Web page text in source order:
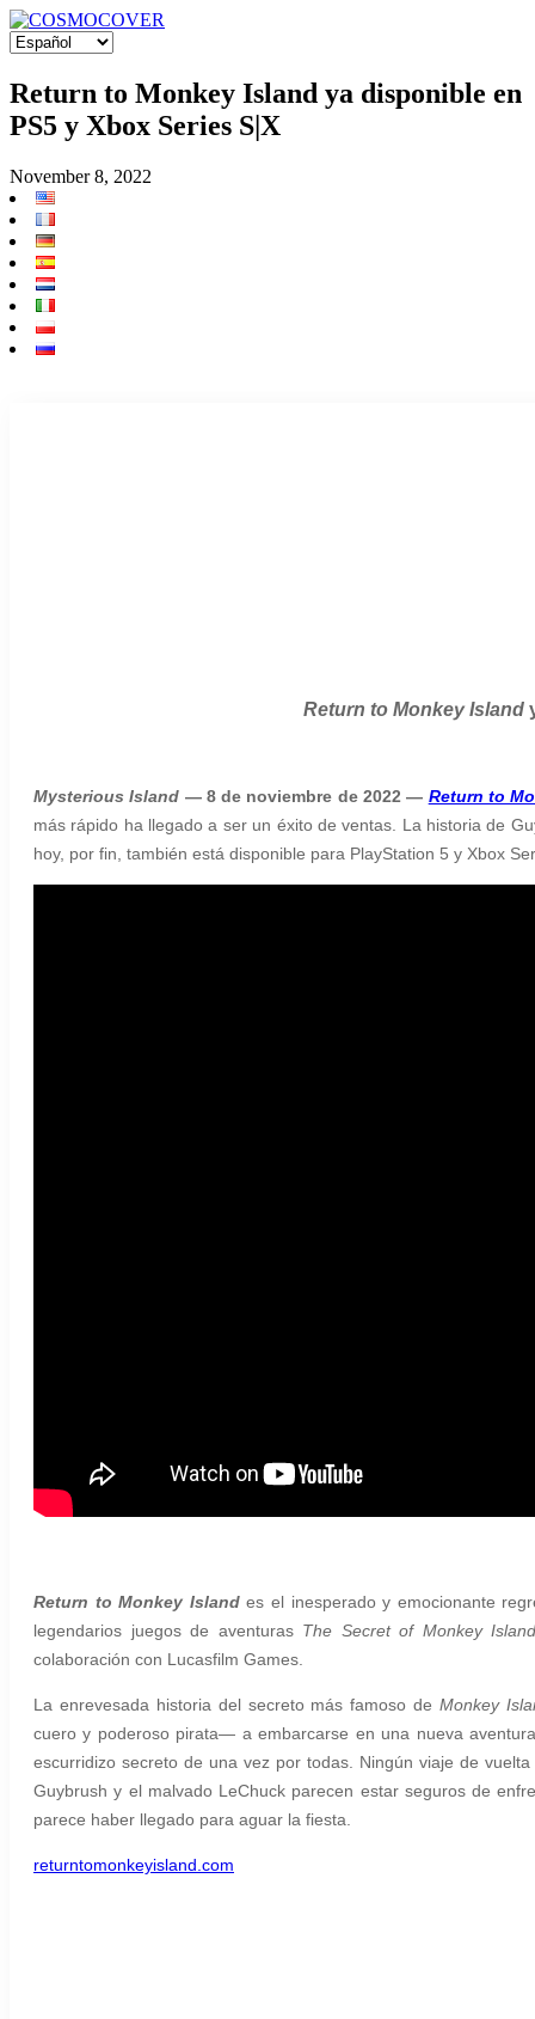
Return to Monkey Island ya disponible en
PS5 y Xbox Series S|X
November 8, 2022
Return to Monkey Island
Mysterious Island — 8 de noviembre de 2022 — Return to
más rápido ha llegado a ser un éxito de ventas. La historia de
hoy, por fin, también está disponible para PlayStation 5 y Xbox
Return to Monkey Islandes el inesperado y emocionante
legendarios juegos de aventuras The Secret of Monkey
colaboración con Lucasfilm Games.
La enrevesada historia del secreto más famoso deMonkey
cuero y poderoso pirata— a embarcarse en una nueva
escurridizo secreto de una vez por todas. Ningún viaje de
Guybrush y el malvado LeChuck parecen estar seguros de
parece haber llegado para aguar la fiesta.
returntomonkeyisland.com